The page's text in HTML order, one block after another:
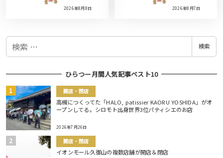
2026年8月8日 2026年8月7日
検
検索
ひらつー月間人気記事ベスト10
開店・閉店
高槻につくってた「HALO, patissier KAORU YOSHIDA」がオ
ープンしてる。シロモト出身世界3位パティシエのお店
2026年7月26日
開店・閉店
イオンモール久御山の複数店舗が開店＆閉店